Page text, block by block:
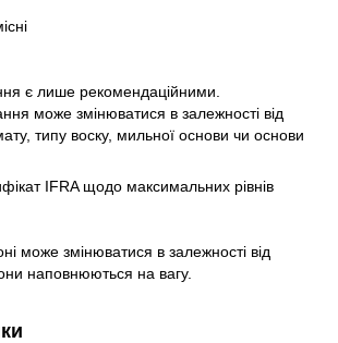
є лише рекомендаційними.
може змінюватися в залежності від
типу воску, мильної основи чи основи
IFRA щодо максимальних рівнів
може змінюватися в залежності від
наповнюються на вагу.